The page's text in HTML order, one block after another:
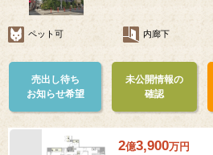
ペット可 内廊下
売出し待ち
お知らせ希望
未公開情報の
確認
2億3,900万円